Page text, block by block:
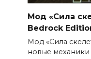
Мод «Сила
Bedrock
Мод «Сила
новые механики